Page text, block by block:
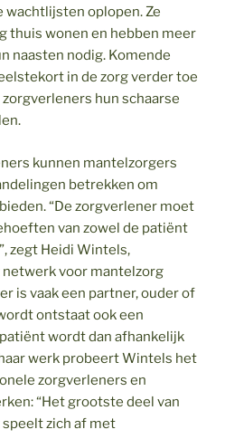
oplopen. Ze
thuis wonen en hebben meer
naasten nodig. Komende
in de zorg verder toe
hun schaarse
kunnen mantelzorgers
betrekken om
“De zorgverlener moet
van zowel de patiënt
zegt Heidi Wintels,
voor mantelzorg
is vaak een partner, ouder of
ontstaat ook een
wordt dan afhankelijk
werk probeert Wintels het
zorgverleners en
“Het grootste deel van
zich af met